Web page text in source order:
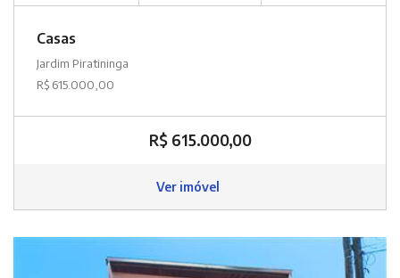
Casas
Jardim Piratininga
R$ 615.000,00
R$ 615.000,00
Ver imóvel